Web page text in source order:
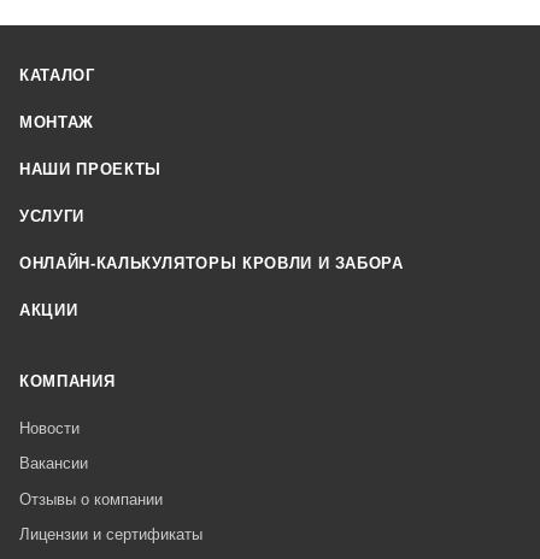
КАТАЛОГ
МОНТАЖ
НАШИ ПРОЕКТЫ
УСЛУГИ
ОНЛАЙН-КАЛЬКУЛЯТОРЫ КРОВЛИ И ЗАБОРА
АКЦИИ
КОМПАНИЯ
Новости
Вакансии
Отзывы о компании
Лицензии и сертификаты